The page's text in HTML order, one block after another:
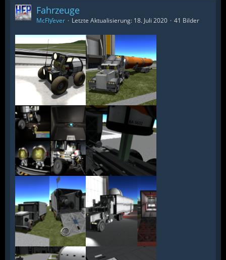
Fahrzeuge
McFlƴeѵer Letzte Aktualisierung: 18. Juli 2020 41 Bilder